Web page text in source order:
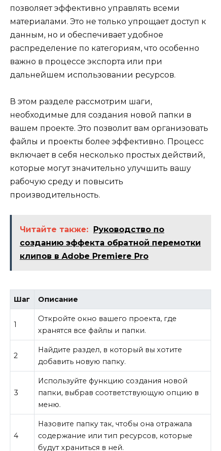
позволяет эффективно управлять всеми
материалами. Это не только упрощает доступ к
данным, но и обеспечивает удобное
распределение по категориям, что особенно
важно в процессе экспорта или при
дальнейшем использовании ресурсов.
В этом разделе рассмотрим шаги,
необходимые для создания новой папки в
вашем проекте. Это позволит вам организовать
файлы и проекты более эффективно. Процесс
включает в себя несколько простых действий,
которые могут значительно улучшить вашу
рабочую среду и повысить
производительность.
Читайте также:
Руководство по
созданию эффекта обратной перемотки
клипов в Adobe Premiere Pro
Шаг Описание
1
Откройте окно вашего проекта, где
хранятся все файлы и папки.
2
Найдите раздел, в который вы хотите
добавить новую папку.
3
Используйте функцию создания новой
папки, выбрав соответствующую опцию в
меню.
4
Назовите папку так, чтобы она отражала
содержание или тип ресурсов, которые
будут храниться в ней.